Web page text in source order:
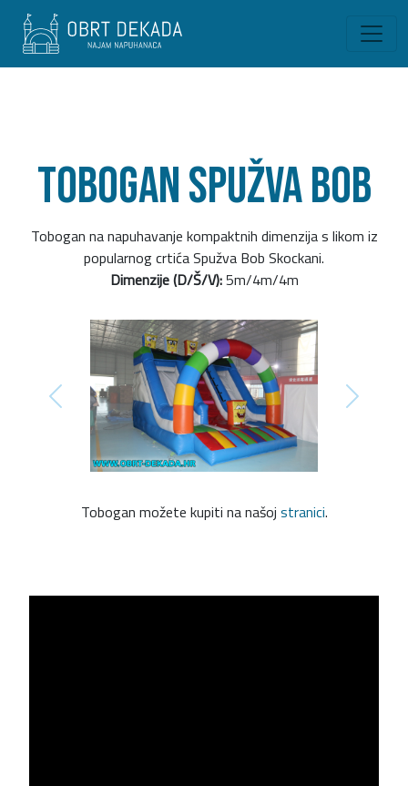
Tobogan Spužva Bob
Tobogan na napuhavanje kompaktnih dimenzija s likom iz
popularnog crtića Spužva Bob Skockani.
Dimenzije (D/Š/V):5m/4m/4m
Previous Next
Tobogan možete kupiti na našoj stranici.